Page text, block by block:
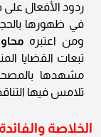
ردود الأفعال
في ظهورها
ومن اعتبره
تبعات القضايا
مشهدها
تلامس فيها
الخلاصة والفائدة